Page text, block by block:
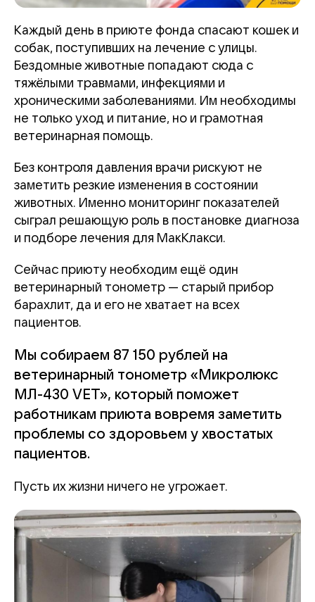
Каждый день в приюте фонда спасают кошек и
собак, поступивших на лечение с улицы.
Бездомные животные попадают сюда с
тяжёлыми травмами, инфекциями и
хроническими заболеваниями. Им необходимы
не только уход и питание, но и грамотная
ветеринарная помощь.
Без контроля давления врачи рискуют не
заметить резкие изменения в состоянии
животных. Именно мониторинг показателей
сыграл решающую роль в постановке диагноза
и подборе лечения для МакКлакси.
Сейчас приюту необходим ещё один
ветеринарный тонометр — старый прибор
барахлит, да и его не хватает на всех
пациентов.
Мы собираем 87 150 рублей на
ветеринарный тонометр «Микролюкс
МЛ-430 VET», который поможет
работникам приюта вовремя заметить
проблемы со здоровьем у хвостатых
пациентов.
Пусть их жизни ничего не угрожает.